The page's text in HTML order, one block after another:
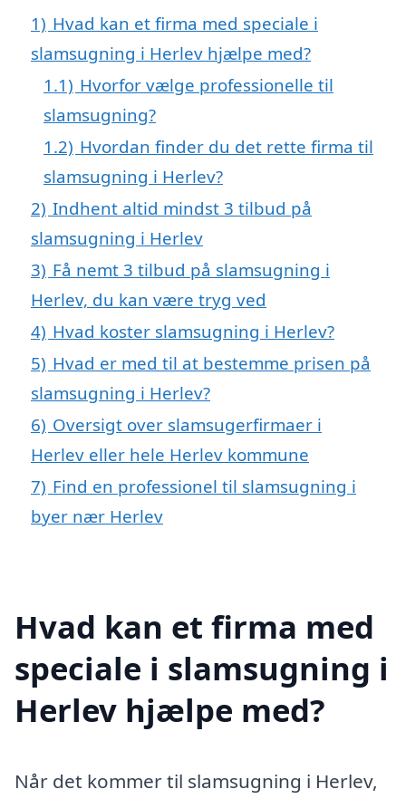
1) Hvad kan et firma med speciale i
slamsugning i Herlev hjælpe med?
1.1) Hvorfor vælge professionelle til
slamsugning?
1.2) Hvordan finder du det rette firma til
slamsugning i Herlev?
2) Indhent altid mindst 3 tilbud på
slamsugning i Herlev
3) Få nemt 3 tilbud på slamsugning i
Herlev, du kan være tryg ved
4) Hvad koster slamsugning i Herlev?
5) Hvad er med til at bestemme prisen på
slamsugning i Herlev?
6) Oversigt over slamsugerfirmaer i
Herlev eller hele Herlev kommune
7) Find en professionel til slamsugning i
byer nær Herlev
Hvad kan et firma med
speciale i slamsugning i
Herlev hjælpe med?
Når det kommer til slamsugning i Herlev,